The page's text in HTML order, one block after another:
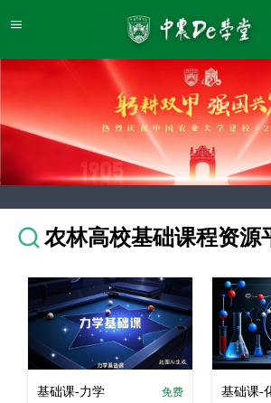
农林高校基础课程资源
基础课-力学 免费 基础课-